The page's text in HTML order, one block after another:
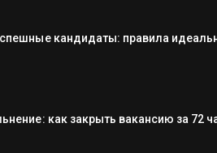
кандидаты: правила
как закрыть вакансию за 72